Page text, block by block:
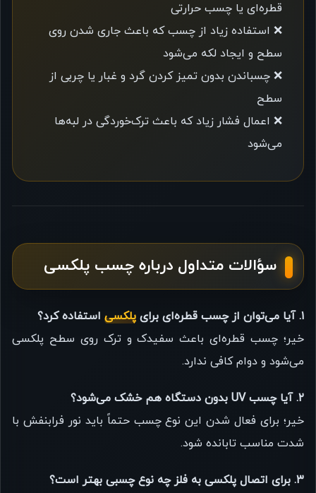
قطره‌ای یا چسب حرارتی
❌ استفاده زیاد از چسب که باعث جاری شدن روی
سطح و ایجاد لکه می‌شود
❌ چسباندن بدون تمیز کردن گرد و غبار یا چربی از
سطح
❌ اعمال فشار زیاد که باعث ترک‌خوردگی در لبه‌ها
می‌شود
سؤالات متداول درباره چسب پلکسی
۱. آیا می‌توان از چسب قطره‌ای برای پلکسی استفاده کرد؟
خیر؛ چسب قطره‌ای باعث سفیدک و ترک روی سطح پلکسی
می‌شود و دوام کافی ندارد.
۲. آیا چسب UV بدون دستگاه هم خشک می‌شود؟
خیر؛ برای فعال شدن این نوع چسب حتماً باید نور فرابنفش با
شدت مناسب تابانده شود.
۳. برای اتصال پلکسی به فلز چه نوع چسبی بهتر است؟